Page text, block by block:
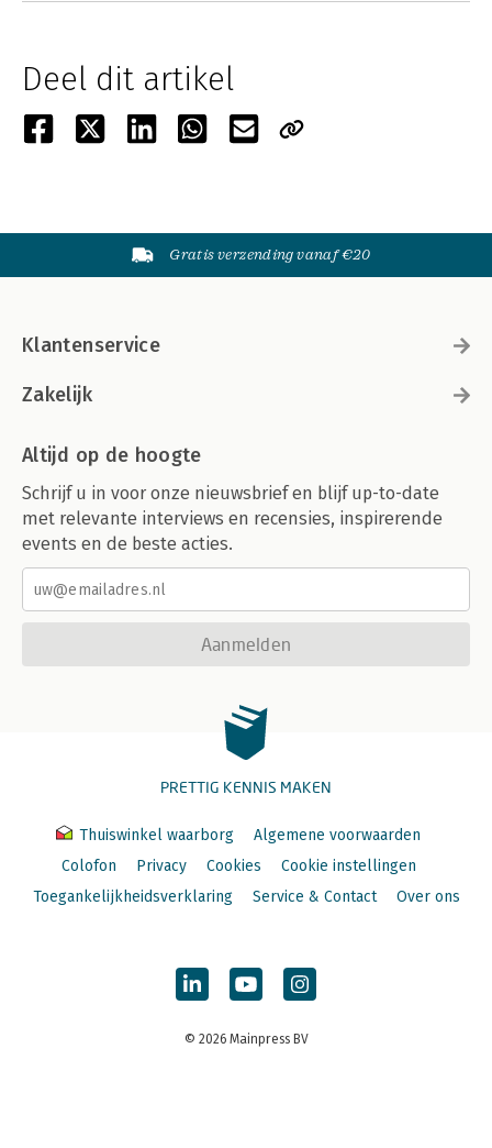
Deel dit artikel
Gratis verzending vanaf €20
Klantenservice
Zakelijk
Altijd op de hoogte
Schrijf u in voor onze nieuwsbrief en blijf up-to-date
met relevante interviews en recensies, inspirerende
events en de beste acties.
Aanmelden
PRETTIG KENNIS MAKEN
Thuiswinkel waarborg
Algemene voorwaarden
Colofon
Privacy Cookies
Cookie instellingen
Toegankelijkheidsverklaring
Service & Contact Over ons
© 2026 Mainpress BV